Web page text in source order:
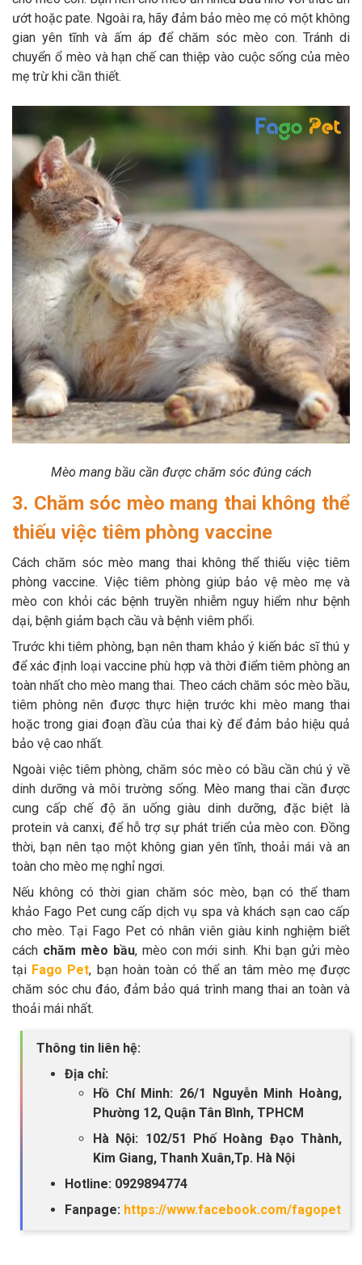
ướt hoặc pate. Ngoài ra, hãy đảm bảo mèo mẹ có một không
gian yên tĩnh và ấm áp để chăm sóc mèo con. Tránh di
chuyển ổ mèo và hạn chế can thiệp vào cuộc sống của mèo
mẹ trừ khi cần thiết.
Mèo mang bầu cần được chăm sóc đúng cách
3. Chăm sóc mèo mang thai không thể
thiếu việc tiêm phòng vaccine
Cách chăm sóc mèo mang thai không thể thiếu việc tiêm
phòng vaccine. Việc tiêm phòng giúp bảo vệ mèo mẹ và
mèo con khỏi các bệnh truyền nhiễm nguy hiểm như bệnh
dại, bệnh giảm bạch cầu và bệnh viêm phổi.
Trước khi tiêm phòng, bạn nên tham khảo ý kiến bác sĩ thú y
để xác định loại vaccine phù hợp và thời điểm tiêm phòng an
toàn nhất cho mèo mang thai. Theo cách chăm sóc mèo bầu,
tiêm phòng nên được thực hiện trước khi mèo mang thai
hoặc trong giai đoạn đầu của thai kỳ để đảm bảo hiệu quả
bảo vệ cao nhất.
Ngoài việc tiêm phòng, chăm sóc mèo có bầu cần chú ý về
dinh dưỡng và môi trường sống. Mèo mang thai cần được
cung cấp chế độ ăn uống giàu dinh dưỡng, đặc biệt là
protein và canxi, để hỗ trợ sự phát triển của mèo con. Đồng
thời, bạn nên tạo một không gian yên tĩnh, thoải mái và an
toàn cho mèo mẹ nghỉ ngơi.
Nếu không có thời gian chăm sóc mèo, bạn có thể tham
khảo Fago Pet cung cấp dịch vụ spa và khách sạn cao cấp
cho mèo. Tại Fago Pet có nhân viên giàu kinh nghiệm biết
cách chăm mèo bầu, mèo con mới sinh. Khi bạn gửi mèo
tại Fago Pet, bạn hoàn toàn có thể an tâm mèo mẹ được
chăm sóc chu đáo, đảm bảo quá trình mang thai an toàn và
thoải mái nhất.
Thông tin liên hệ:
Địa chỉ:
Hồ Chí Minh: 26/1 Nguyễn Minh Hoàng,
Phường 12, Quận Tân Bình, TPHCM
Hà Nội: 102/51 Phố Hoàng Đạo Thành,
Kim Giang, Thanh Xuân,Tp. Hà Nội
Hotline: 0929894774
Fanpage: https://www.facebook.com/fagopet